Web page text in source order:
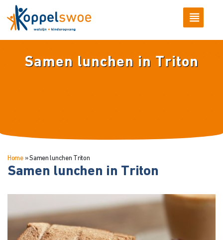
Samen lunchen in Triton
Home»Samen lunchen Triton
Samen lunchen in Triton